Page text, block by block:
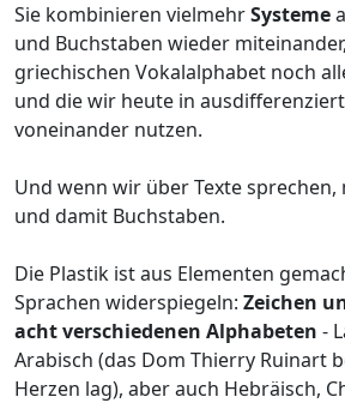
Sie kombinieren vielmehrSysteme
und Buchstaben wieder
griechischen Vokalalphabet noch
und die wir heute in
voneinander nutzen.
Und wenn wir über Texte
und damit Buchstaben.
Die Plastik ist aus Elementen
Sprachen widerspiegeln: Zeichen
acht verschiedenen Alphabeten -
Arabisch (das Dom Thierry Ruinart
Herzen lag), aber auch Hebräisch,